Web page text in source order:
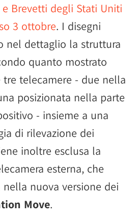
Brevetti degli Stati Uniti
3 ottobre. I disegni
nel dettaglio la struttura
quanto mostrato
telecamere - due nella
posizionata nella parte
- insieme a una
di rilevazione dei
inoltre esclusa la
esterna, che
nuova versione dei
Move.